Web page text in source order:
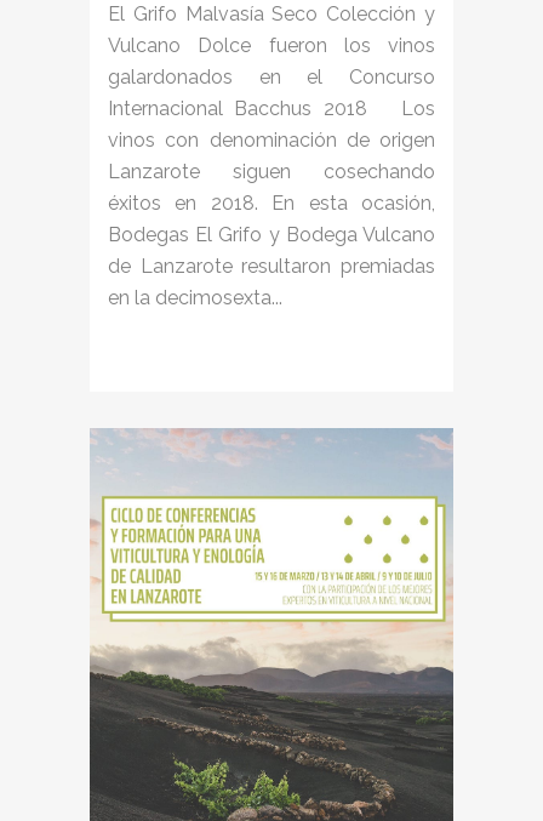
El Grifo Malvasía Seco Colección y
Vulcano Dolce fueron los vinos
galardonados en el Concurso
Internacional Bacchus 2018 Los
vinos con denominación de origen
Lanzarote siguen cosechando
éxitos en 2018. En esta ocasión,
Bodegas El Grifo y Bodega Vulcano
de Lanzarote resultaron premiadas
en la decimosexta...